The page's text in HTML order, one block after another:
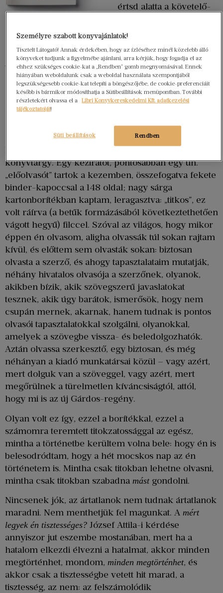
értsd alatta a követelő-
hétköznapok és a
egymásba maró, kapaszkodó kuszaságának, és a
benne sodródó embereknek. Talán így
egyszerűsíteném a könyv dramaturgiáját, hogy
értelmezhető legyen annak, aki még nem olvasta.
Egyáltalán: hogy egyetlen mondattá tudjam sűríteni
Szinte első olvasója vagyok ennek a könyvnek.
könyvtárgy. Egy kéziratot, pontosabban egy ún.
„előolvasót” tartok a kezemben, összefogatva fekete
binder-kapoccsal a 148 oldal; nagy sárga
kartonborítékban kaptam, leragasztva: „titkos”, ez
volt ráírva (a betűk formázásából következtethetően
vágott hegyű) filccel. Szóval az világos, hogy mikor
éppen én olvasom, aligha olvassák túl sokan rajtam
kívül, és előttem sem olvasták sokan: biztosan
olvasta a szerző, és ahogy tapasztalataim mutatják,
néhány hivatalos olvasója a szerzőnek, olyanok,
akikben bízik, akik szövegszerű javaslatokat
tesznek, akik úgy barátok, ismerősök, hogy nem
csupán mernek, akarnak, hanem tudnak is pontos
olvasói tapasztalatokkal szolgálni, olyanokkal,
amelyek a szövegbe vissza- és beledolgozhatók.
Aztán olvassa szerkesztő, egy biztosan, és még
néhányan a kiadó munkatársai közül – vagy azért,
mert dolguk van a szöveggel, vagy azért, mert
megőrülnek a türelmetlen kíváncsiságtól, attól,
hogy mi is az új Gárdos-regény.
Olyan volt ez így, ezzel a borítékkal, ezzel a
számomra teremtett titokzatossággal az egész,
mintha a történetbe kerültem volna bele: hogy én is
belesodródtam, hogy a hét mocskos nap az én
történetem is. Mintha csak titokban lehetne olvasni,
mintha csak titokban szabadna mást gondolni.
Nincsenek jók, az ártatlanok nem tudnak ártatlanok
maradni. Nem menthetjük fel magunkat. A mért
legyek én tisztességes? József Attila-i kérdése
annyiszor jut eszembe mostanában, mert ha a
hatalom elkezdi élvezni a hatalmat, akkor minden
megtörténhet, mondom, minden megtörténhet, és
akkor csak a tisztességbe vetett hit marad, a
tisztesség, az nem: az felszámolódik
Személyre szabott könyvajánlatok!
Tisztelt Látogató! Annak érdekében, hogy az ízléséhez minél közelebb álló
könyveket tudjunk a figyelmébe ajánlani, arra kérjük, hogy fogadja el az
ehhez szükséges cookie-kat a „Rendben” gomb megnyomásával. Ennek
hiányában weboldalunk csak a weboldal használata szempontjából
legszükségesebb cookie-kat telepíti a böngészőjébe, de cookie-preferenciáit
később is bármikor módosíthatja a Sütibeállítások menüpontban. További
részletekért olvassa el a
Libri Könyvkereskedelmi Kft. adatkezelési
tájékoztatóját!
Rendben
Süti beállítások